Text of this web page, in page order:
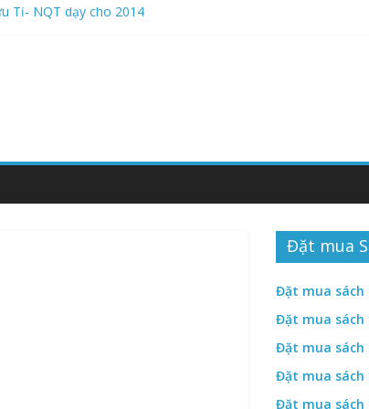
Tỉ- NQT dạy cho 2014
Thức- Bộ Thống Nhất- Phần Trắc Nghiệm ABCD
Thức- Bộ Thống Nhất- LÝ THUYẾT
Đặt mua
Đặt mua
Đặt mua sách
Đặt mua
Đặt mua
Đặt mua